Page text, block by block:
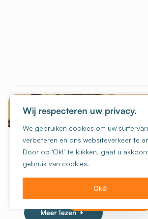
Ik wil boeken!
CHARLEROI
♟️ Schaaktoernooi
Opgelet, schaakliefhebbers,
Meer lezen
Wij respecteren uw privacy.
We gebruiken cookies om uw
verbeteren en ons websiteverkeer te
Door op ‘Ok!’ te klikken, gaat u
gebruik van cookies.
Oké!